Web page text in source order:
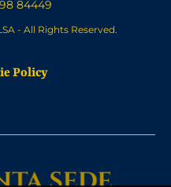
84449
- All Rights Reserved.
Policy